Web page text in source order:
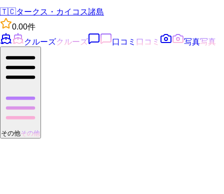
🇹🇨タークス・カイコス諸島
0.00件
クルーズクルーズ 口コミ 口コミ 写真写真
その他その他